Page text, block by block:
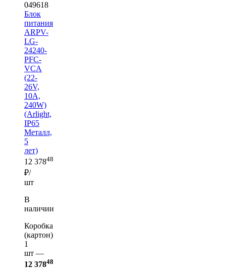
049618
Блок
питания
ARPV-
LG-
24240-
PFC-
VCA
(22-
26V,
10A,
240W)
(Arlight,
IP65
Металл,
5
лет)
12 37848
₽/
шт
В
наличии
Коробка
(картон)
1
шт —
12 37848